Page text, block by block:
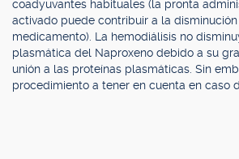
coadyuvantes habituales (la pronta
activado puede contribuir a la
medicamento). La hemodiálisis no
plasmática del Naproxeno debido a su
unión a las proteínas plasmáticas. Sin
procedimiento a tener en cuenta en caso